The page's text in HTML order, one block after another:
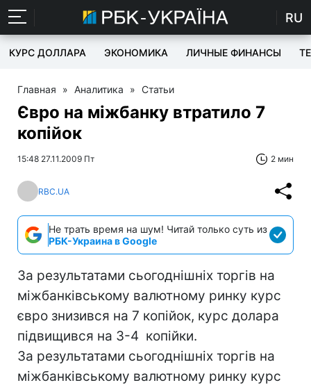
RU
КУРС ДОЛЛАРА ЭКОНОМИКА ЛИЧНЫЕ ФИНАНСЫ
Главная » Аналитика » Статьи
Євро на міжбанку втратило 7
копійок
15:48 27.11.2009 Пт 2 мин
RBC.UA
Не трать время на шум! Читай только суть из
РБК-Украина в Google
За результатами сьогоднішніх торгів на
міжбанківському валютному ринку курс
євро знизився на 7 копійок, курс долара
підвищився на 3-4 копійки.
За результатами сьогоднішніх торгів на
міжбанківському валютному ринку курс